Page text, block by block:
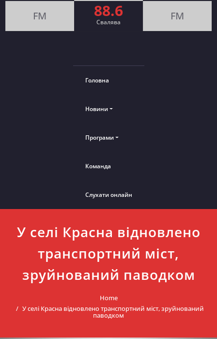
FM 88.6
Cвалява FM
Головна
Новини
Програми
Команда
Слухати онлайн
У селі Красна відновлено
транспортний міст,
зруйнований паводком
Home
У селі Красна відновлено транспортний міст, зруйнований
паводком